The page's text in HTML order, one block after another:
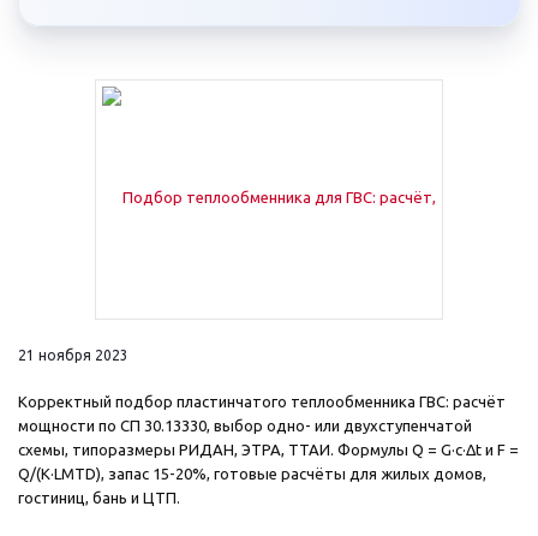
21 ноября 2023
Корректный подбор пластинчатого теплообменника ГВС: расчёт
мощности по СП 30.13330, выбор одно- или двухступенчатой
схемы, типоразмеры РИДАН, ЭТРА, ТТАИ. Формулы Q = G·c·Δt и F =
Q/(K·LMTD), запас 15-20%, готовые расчёты для жилых домов,
гостиниц, бань и ЦТП.